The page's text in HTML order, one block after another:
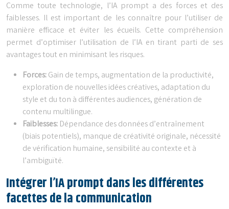
Comme toute technologie, l’IA prompt a des forces et des
faiblesses. Il est important de les connaître pour l’utiliser de
manière efficace et éviter les écueils. Cette compréhension
permet d’optimiser l’utilisation de l’IA en tirant parti de ses
avantages tout en minimisant les risques.
Forces:Gain de temps, augmentation de la productivité,
exploration de nouvelles idées créatives, adaptation du
style et du ton à différentes audiences, génération de
contenu multilingue.
Faiblesses: Dépendance des données d’entraînement
(biais potentiels), manque de créativité originale, nécessité
de vérification humaine, sensibilité au contexte et à
l’ambiguïté.
Intégrer l’IA prompt dans les différentes
facettes de la communication